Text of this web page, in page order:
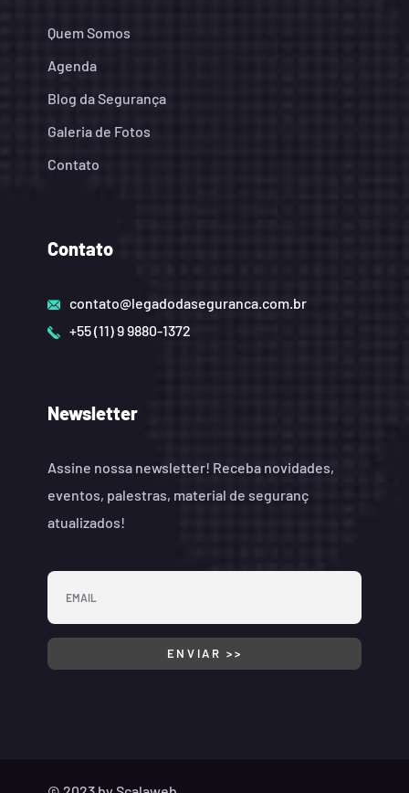
Quem Somos
Agenda
Blog da Segurança
Galeria de Fotos
Contato
Contato
contato@legadodaseguranca.com.br
+55 (11) 9 9880-1372
Newsletter
Assine nossa newsletter! Receba novidades,
eventos, palestras, material de seguranç
atualizados!